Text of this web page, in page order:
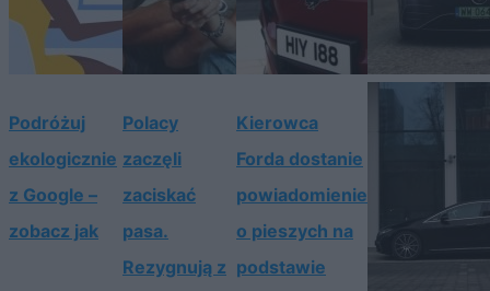
Podróżuj
ekologicznie
z Google –
zobacz jak
Polacy
zaczęli
zaciskać
pasa.
Rezygnują z
Kierowca
Forda dostanie
powiadomienie
o pieszych na
podstawie